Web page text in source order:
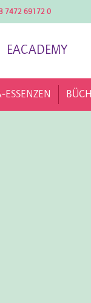
7472 69172 0
EACADEMY
ESSENZEN